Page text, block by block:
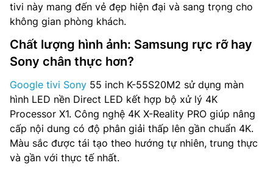
tivi này mang đến vẻ đẹp hiện đại và sang trọng cho
không gian phòng khách.
Chất lượng hình ảnh: Samsung rực rỡ hay
Sony chân thực hơn?
Google tivi Sony 55 inch K-55S20M2 sử dụng màn
hình LED nền Direct LED kết hợp bộ xử lý 4K
Processor X1. Công nghệ 4K X-Reality PRO giúp nâng
cấp nội dung có độ phân giải thấp lên gần chuẩn 4K.
Màu sắc được tái tạo theo hướng tự nhiên, trung thực
và gần với thực tế nhất.